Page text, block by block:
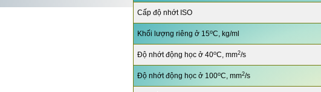
Cấp độ nhớt ISO
Khối lượng riêng ở 15oC, kg/ml
Độ nhớt động học ở 40oC, mm2/s
Độ nhớt động học ở 100oC, mm2/s